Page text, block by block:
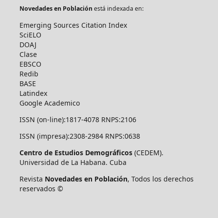
Novedades en Poblaciónestá indexada en:
Emerging Sources Citation Index
SciELO
DOAJ
Clase
EBSCO
Redib
BASE
Latindex
Google Academico
ISSN (on-line):1817-4078 RNPS:2106
ISSN (impresa):2308-2984 RNPS:0638
Centro de Estudios Demográficos(CEDEM).
Universidad de La Habana. Cuba
Revista Novedades en Población, Todos los derechos
reservados ©